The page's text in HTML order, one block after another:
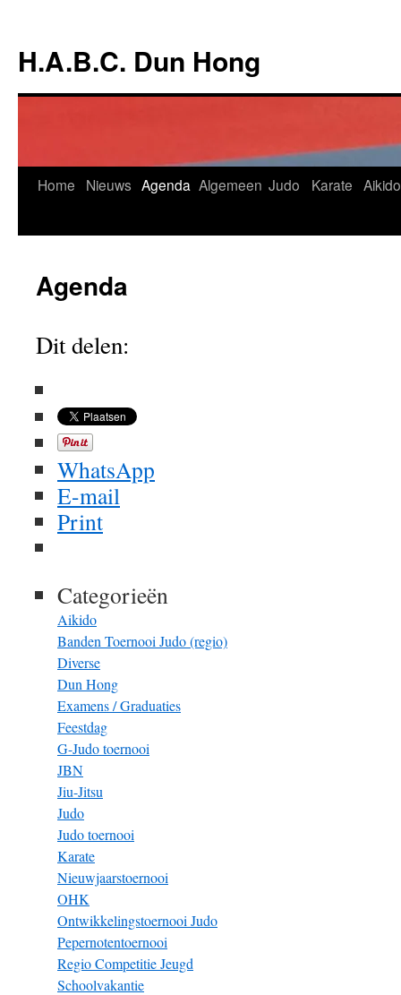
de
inhoud
H.A.B.C. Dun Hong
Home Nieuws Agenda Algemeen Judo Karate Aikido
Agenda
Dit delen:
WhatsApp
E-mail
Print
Categorieën
Aikido
Banden Toernooi Judo (regio)
Diverse
Dun Hong
Examens / Graduaties
Feestdag
G-Judo toernooi
JBN
Jiu-Jitsu
Judo
Judo toernooi
Karate
Nieuwjaarstoernooi
OHK
Ontwikkelingstoernooi Judo
Pepernotentoernooi
Regio Competitie Jeugd
Schoolvakantie